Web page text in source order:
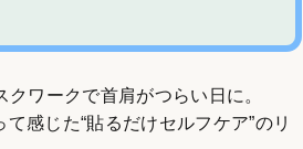
ワークで首肩がつらい日に。
感じた“貼るだけセルフケア”のリ